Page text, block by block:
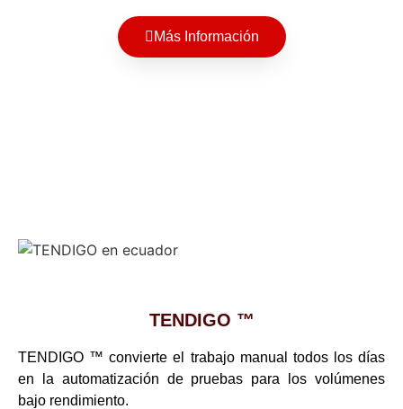
Más Información
TENDIGO ™
TENDIGO ™ convierte el trabajo manual todos los días
en la automatización de pruebas para los volúmenes
bajo rendimiento.